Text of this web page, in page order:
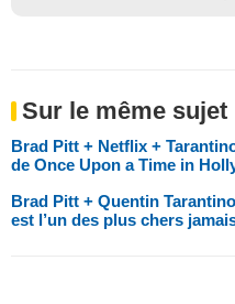
Sur le même sujet
Brad Pitt + Netflix +
de Once Upon a Time in
Brad Pitt + Quentin
est l’un des plus chers